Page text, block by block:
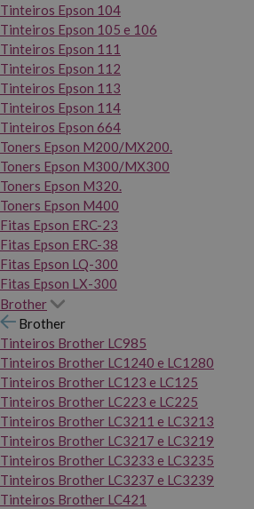
Tinteiros Epson 104
Tinteiros Epson 105 e 106
Tinteiros Epson 111
Tinteiros Epson 112
Tinteiros Epson 113
Tinteiros Epson 114
Tinteiros Epson 664
Toners Epson M200/MX200.
Toners Epson M300/MX300
Toners Epson M320.
Toners Epson M400
Fitas Epson ERC-23
Fitas Epson ERC-38
Fitas Epson LQ-300
Fitas Epson LX-300
Brother
Brother
Tinteiros Brother LC985
Tinteiros Brother LC1240 e LC1280
Tinteiros Brother LC123 e LC125
Tinteiros Brother LC223 e LC225
Tinteiros Brother LC3211 e LC3213
Tinteiros Brother LC3217 e LC3219
Tinteiros Brother LC3233 e LC3235
Tinteiros Brother LC3237 e LC3239
Tinteiros Brother LC421